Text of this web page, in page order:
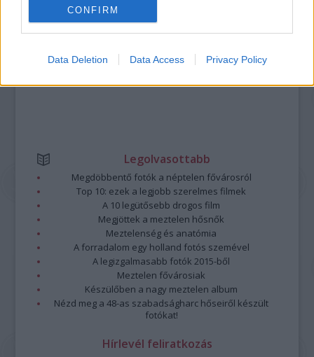
CONFIRM
Data Deletion Data Access Privacy Policy
minősülnek, értük aszolgáltatás technikai
nem vállal, azokat nem ellenőrzi. Kifogás esetén forduljon a blog szerkesztőjéhez.
Részletek aFelhasználási feltételekbenés azadatvédelmi tájékoztatóban.
Legolvasottabb
Megdöbbentő fotók a néptelen fővárosról
Top 10: ezek a legjobb szerelmes filmek
A 10 legütősebb drogos film
Megjöttek a meztelen hősnők
Meztelenség és anatómia
A forradalom egy holland fotós szemével
A legizgalmasabb fotók 2015-ből
Meztelen fővárosiak
Készülőben a nagy meztelen album
Nézd meg a 48-as szabadságharc hőseiről készült
fotókat!
Hírlevél feliratkozás